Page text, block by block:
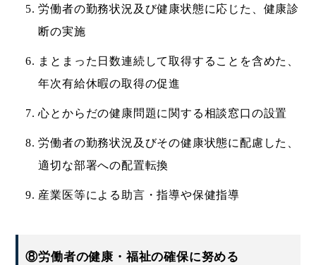
労働者の勤務状況及び健康状態に応じた、健康診
断の実施
まとまった日数連続して取得することを含めた、
年次有給休暇の取得の促進
心とからだの健康問題に関する相談窓口の設置
労働者の勤務状況及びその健康状態に配慮した、
適切な部署への配置転換
産業医等による助言・指導や保健指導
⑧労働者の健康・福祉の確保に努める